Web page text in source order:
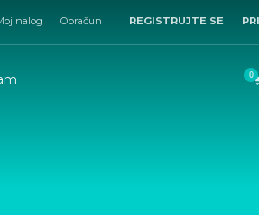
nalog Obračun REGISTRUJTE SE